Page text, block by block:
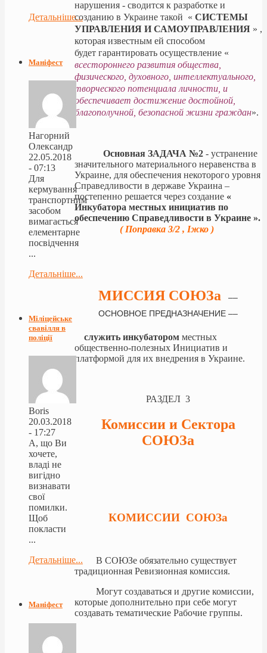
нарушения - сводится к разработке и
созданию в Украине такой « СИСТЕМЫ
УПРАВЛЕНИЯ И САМОУПРАВЛЕНИЯ» ,
которая известным ей способом
будет гарантировать осуществление «
всестороннего развития общества,
физического, духовного, интеллектуального,
творческого потенциала личности, и
обеспечивает достижение достойной,
благополучной, безопасной жизни граждан».
Основная ЗАДАЧА №2- устранение
значительного материального неравенства в
Украине, для обеспечения некоторого уровня
Справедливости в державе Украина –
постепенно решается через создание «
Инкубатора местных инициатив по
обеспечению Справедливости в Украине ».
( Поправка 3/2 , Іжко )
МИССИЯ СОЮЗа––
ОСНОВНОЕ ПРЕДНАЗНАЧЕНИЕ ––
служить инкубаторомместных
общественно-полезных Инициатив и
платформой для их внедрения в Украине.
РАЗДЕЛ 3
Комиссии и Сектора
СОЮЗа
КОМИССИИ СОЮЗа
В СОЮЗе обязательно существует
традиционная Ревизионная комиссия.
Могут создаваться и другие комиссии,
которые дополнительно при себе могут
создавать тематические Рабочие группы.
Детальніше...
Маніфест
Нагорний
Олександр
22.05.2018
- 07:13
Для
кермування
транспортним
засобом
вимагається
елементарне
посвідчення
...
Детальніше...
Міліцейське
свавілля в
поліції
Boris
20.03.2018
- 17:27
А, що Ви
хочете,
владі не
вигідно
визнавати
свої
помилки.
Щоб
покласти
...
Детальніше...
Маніфест